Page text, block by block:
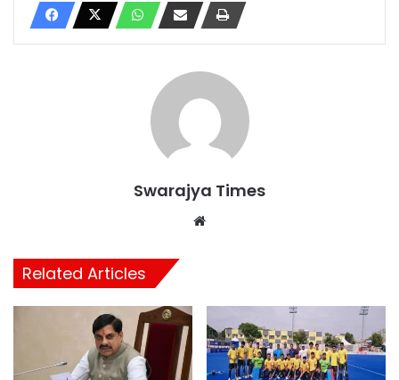
Swarajya Times
Related Articles